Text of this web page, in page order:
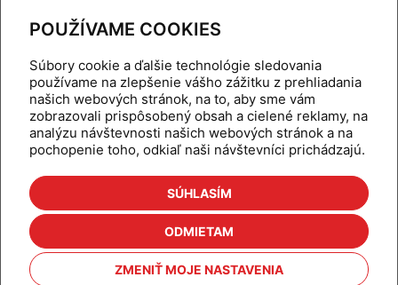
POUŽÍVAME COOKIES
Súbory cookie a ďalšie technológie sledovania
používame na zlepšenie vášho zážitku z prehliadania
našich webových stránok, na to, aby sme vám
zobrazovali prispôsobený obsah a cielené reklamy, na
analýzu návštevnosti našich webových stránok a na
pochopenie toho, odkiaľ naši návštevníci prichádzajú.
SÚHLASÍM
ODMIETAM
ZMENIŤ MOJE NASTAVENIA
Dynamické termostatické ventily
Domov
Produkty
Aktuality
Odber šikovné tipy
Kalkulačky
Cenníky
Na stiahnutie
Referencie
Kontakt